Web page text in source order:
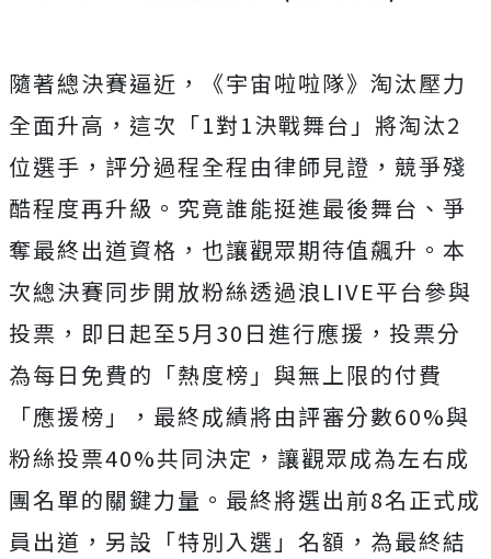
隨著總決賽逼近，《宇宙啦啦隊》淘汰壓力
全面升高，這次「1對1決戰舞台」將淘汰2
位選手，評分過程全程由律師見證， 競爭殘
酷程度再升級。究竟誰能挺進最後舞台、爭
奪最終出道資格， 也讓觀眾期待值飆升。 本
次總決賽同步開放粉絲透過浪LIVE平台參與
投票， 即日起至5月30日進行應援，投票分
為每日免費的「熱度榜」 與無上限的付費
「應援榜」，最終成績將由評審分數60%與
粉絲投票40%共同決定，讓觀眾成為左右成
團名單的關鍵力量。 最終將選出前8名正式成
員出道，另設「特別入選」名額， 為最終結